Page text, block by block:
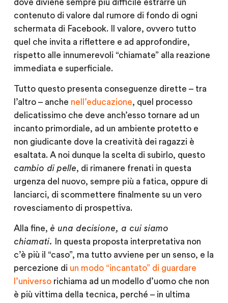
dove diviene sempre più difficile estrarre un
contenuto di valore dal rumore di fondo di ogni
schermata di Facebook. Il valore, ovvero tutto
quel che invita a riflettere e ad approfondire,
rispetto alle innumerevoli “chiamate” alla reazione
immediata e superficiale.
Tutto questo presenta conseguenze dirette – tra
l’altro – anche nell’educazione, quel processo
delicatissimo che deve anch’esso tornare ad un
incanto primordiale, ad un ambiente protetto e
non giudicante dove la creatività dei ragazzi è
esaltata. A noi dunque la scelta di subirlo, questo
cambio di pelle, di rimanere frenati in questa
urgenza del nuovo, sempre più a fatica, oppure di
lanciarci, di scommettere finalmente su un vero
rovesciamento di prospettiva.
Alla fine, è una decisione, a cui siamo
chiamati.
In questa proposta interpretativa non
c’è più il “caso”, ma tutto avviene per un senso, e la
percezione di un modo “incantato” di guardare
l’universorichiama ad un modello d’uomo che non
è più vittima della tecnica, perché – in ultima